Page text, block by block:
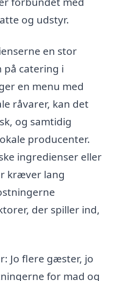
og udstyr.
en stor
på catering i
en menu med
råvarer, kan det
og samtidig
producenter.
ingredienser eller
kræver lang
der spiller ind,
Jo flere gæster, jo
for mad og